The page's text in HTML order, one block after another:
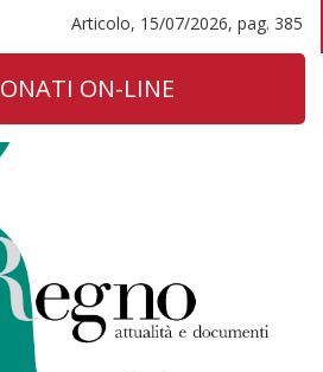
Articolo, 15/07/2026, pag. 385
ON-LINE